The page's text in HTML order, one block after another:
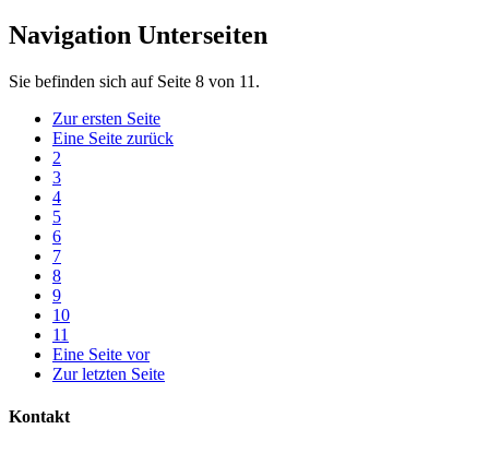
Navigation Unterseiten
Sie befinden sich auf Seite 8 von 11.
Zur ersten Seite
Eine Seite zurück
2
3
4
5
6
7
8
9
10
11
Eine Seite vor
Zur letzten Seite
Kontakt